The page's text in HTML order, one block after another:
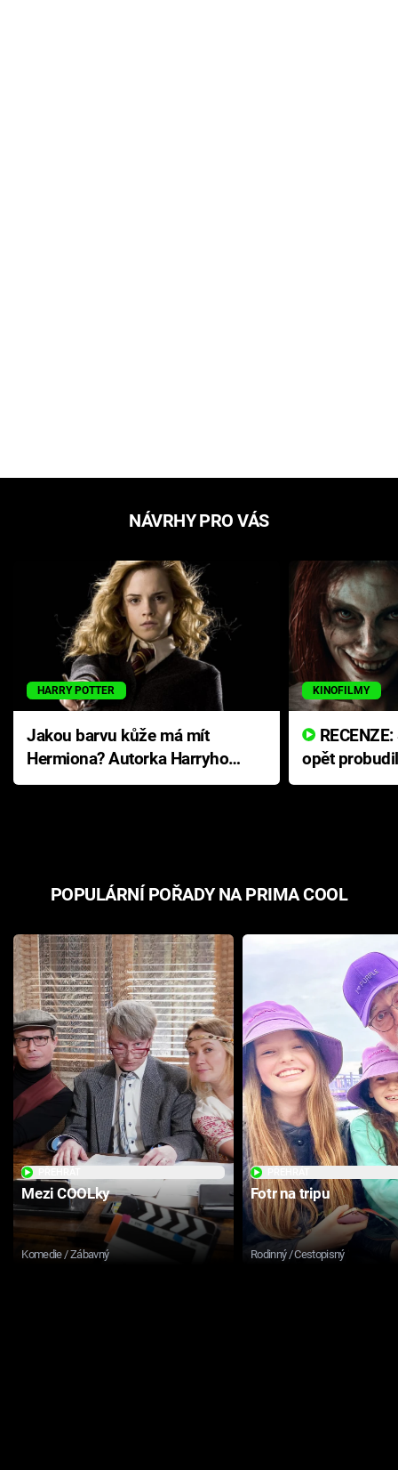
NÁVRHY PRO VÁS
HARRY POTTER
Jakou barvu kůže má mít
Hermiona? Autorka Harryho
Pottera přišla s ráznou
KINOFILMY
opět
přichází s
POPULÁRNÍ POŘADY NA PRIMA COOL
Mezi COOLky
Komedie / Zábavný
Fotr na tripu
Rodinný / Cestopisný